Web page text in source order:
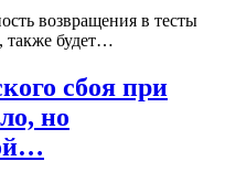
возвращения в тесты
также будет…
сбоя при
но